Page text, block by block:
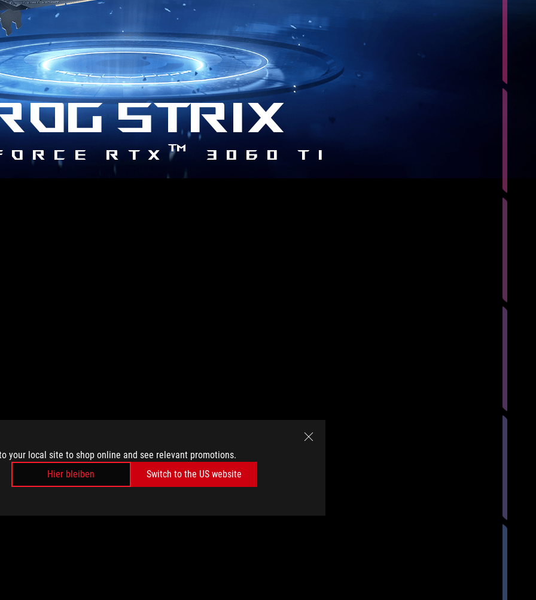
your local site to shop online and see relevant promotions.
Hier bleiben
Switch to the US website
STRIX
RTX™ 3060 Ti